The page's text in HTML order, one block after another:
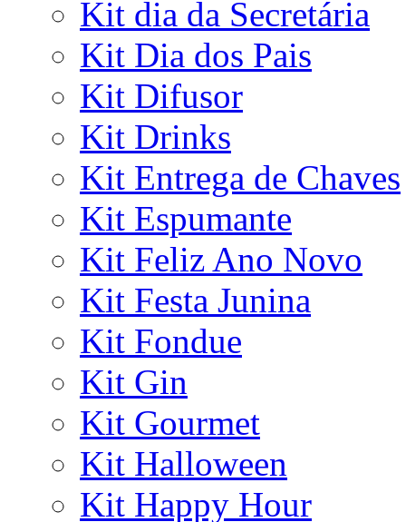
Kit dia da Secretária
Kit Dia dos Pais
Kit Difusor
Kit Drinks
Kit Entrega de Chaves
Kit Espumante
Kit Feliz Ano Novo
Kit Festa Junina
Kit Fondue
Kit Gin
Kit Gourmet
Kit Halloween
Kit Happy Hour